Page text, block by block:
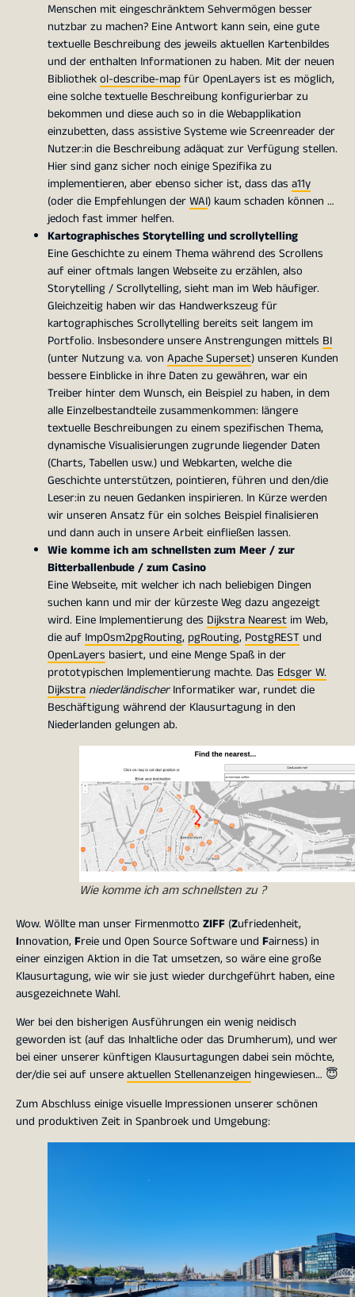
Menschen mit eingeschränktem Sehvermögen besser
nutzbar zu machen? Eine Antwort kann sein, eine gute
textuelle Beschreibung des jeweils aktuellen Kartenbildes
und der enthalten Informationen zu haben. Mit der neuen
Bibliothekol-describe-mapfür OpenLayers ist es möglich,
eine solche textuelle Beschreibung konfigurierbar zu
bekommen und diese auch so in die Webapplikation
einzubetten, dass assistive Systeme wie Screenreader der
Nutzer:in die Beschreibung adäquat zur Verfügung stellen.
Hier sind ganz sicher noch einige Spezifika zu
implementieren, aber ebenso sicher ist, dass das a11y
(oder die Empfehlungen derWAI) kaum schaden können …
jedoch fast immer helfen.
Kartographisches Storytelling und scrollytelling
Eine Geschichte zu einem Thema während des Scrollens
auf einer oftmals langen Webseite zu erzählen, also
Storytelling / Scrollytelling, sieht man im Web häufiger.
Gleichzeitig haben wir das Handwerkszeug für
kartographisches Scrollytelling bereits seit langem im
Portfolio. Insbesondere unsere Anstrengungen mittels BI
(unter Nutzung v.a. von Apache Superset) unseren Kunden
bessere Einblicke in ihre Daten zu gewähren, war ein
Treiber hinter dem Wunsch, ein Beispiel zu haben, in dem
alle Einzelbestandteile zusammenkommen: längere
textuelle Beschreibungen zu einem spezifischen Thema,
dynamische Visualisierungen zugrunde liegender Daten
(Charts, Tabellen usw.) und Webkarten, welche die
Geschichte unterstützen, pointieren, führen und den/die
Leser:in zu neuen Gedanken inspirieren. In Kürze werden
wir unseren Ansatz für ein solches Beispiel finalisieren
und dann auch in unsere Arbeit einfließen lassen.
Wie komme ich am schnellsten zum Meer / zur
Bitterballenbude / zum Casino
Eine Webseite, mit welcher ich nach beliebigen Dingen
suchen kann und mir der kürzeste Weg dazu angezeigt
wird. Eine Implementierung des Dijkstra Nearest im Web,
die auf ImpOsm2pgRouting, pgRouting, PostgRESTund
OpenLayers basiert, und eine Menge Spaß in der
prototypischen Implementierung machte. Das Edsger W.
Dijkstra niederländischerInformatiker war, rundet die
Beschäftigung während der Klausurtagung in den
Niederlanden gelungen ab.
Wie komme ich am schnellsten zu ?
Wow. Wöllte man unser Firmenmotto ZIFF (Zufriedenheit,
Innovation, Freie und Open Source Software und Fairness) in
einer einzigen Aktion in die Tat umsetzen, so wäre eine große
Klausurtagung, wie wir sie just wieder durchgeführt haben, eine
ausgezeichnete Wahl.
Wer bei den bisherigen Ausführungen ein wenig neidisch
geworden ist (auf das Inhaltliche oder das Drumherum), und wer
bei einer unserer künftigen Klausurtagungen dabei sein möchte,
der/die sei auf unsereaktuellen Stellenanzeigen hingewiesen… 😇
Zum Abschluss einige visuelle Impressionen unserer schönen
und produktiven Zeit in Spanbroek und Umgebung: